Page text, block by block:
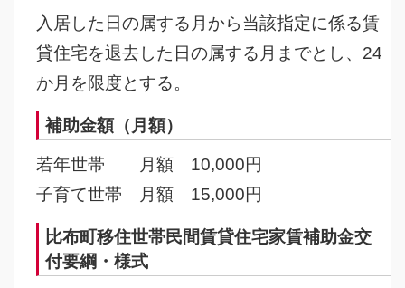
入居した日の属する月から当該指定に係る賃
貸住宅を退去した日の属する月までとし、24
か月を限度とする。
補助金額（月額）
若年世帯 月額 10,000円
子育て世帯 月額 15,000円
比布町移住世帯民間賃貸住宅家賃補助金交
付要綱・様式